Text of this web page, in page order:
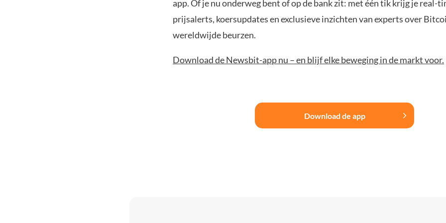
app. Of je nu onderweg bent of op de bank zit: met één tik krijg je real-
prijsalerts, koersupdates en exclusieve inzichten van experts over
wereldwijde beurzen.
Download de Newsbit-app nu – en blijf elke beweging in de markt voor.
Download de app